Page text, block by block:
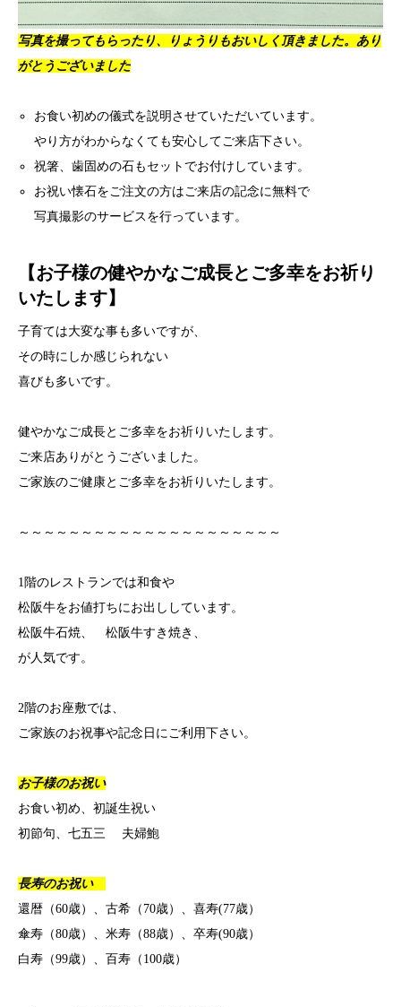
写真を撮ってもらったり、りょうりもおいしく頂きました。あり
がとうございました
お食い初めの儀式を説明させていただいています。
やり方がわからなくても安心してご来店下さい。
祝箸、歯固めの石もセットでお付けしています。
お祝い懐石をご注文の方はご来店の記念に無料で
写真撮影のサービスを行っています。
【お子様の健やかなご成長とご多幸をお祈り
いたします】
子育ては大変な事も多いですが、
その時にしか感じられない
喜びも多いです。
健やかなご成長とご多幸をお祈りいたします。
ご来店ありがとうございました。
ご家族のご健康とご多幸をお祈りいたします。
～～～～～～～～～～～～～～～～～～～～～
1階のレストランでは和食や
松阪牛をお値打ちにお出ししています。
松阪牛石焼、 松阪牛すき焼き、
が人気です。
2階のお座敷では、
ご家族のお祝事や記念日にご利用下さい。
お子様のお祝い
お食い初め、初誕生祝い
初節句、七五三 夫婦鮑
長寿のお祝い
還暦（60歳）、古希（70歳）、喜寿(77歳）
傘寿（80歳）、米寿（88歳）、卒寿(90歳）
白寿（99歳）、百寿（100歳）